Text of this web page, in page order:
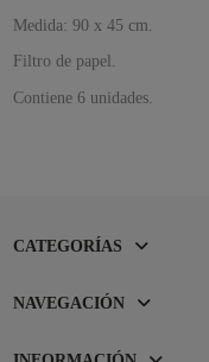
Medida: 90 x 45 cm.
Filtro de papel.
Contiene 6 unidades.
CATEGORÍAS
NAVEGACIÓN